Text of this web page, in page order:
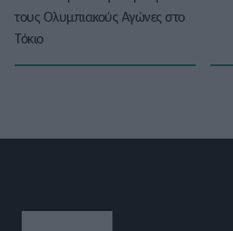
τους Ολυμπιακούς Αγώνες στο
Τόκιο